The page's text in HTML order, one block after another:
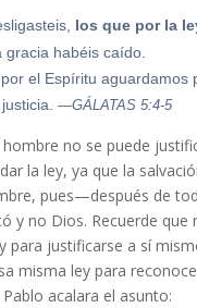
los que por la
gracia habéis caído.
el Espíritu aguardamos
—GÁLATAS 5:4-5
no se puede
la ley, ya que la
pues—después de
y no Dios. Recuerde que
para justificarse a sí
misma ley para
acalara el asunto: